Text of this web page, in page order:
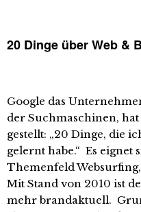
20 Dinge über Web &
Google das
der Suchmaschinen,
gestellt: „20 Dinge, die
gelernt habe.“ Es eignet
Themenfeld
Mit Stand von 2010 ist
mehr brandaktuell.